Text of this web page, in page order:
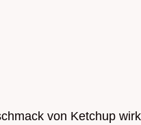
von Ketchup